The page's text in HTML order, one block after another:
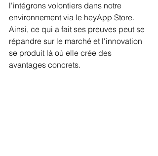
l'intégrons volontiers dans notre
environnement via le heyApp Store.
Ainsi, ce qui a fait ses preuves peut se
répandre sur le marché et l'innovation
se produit là où elle crée des
avantages concrets.